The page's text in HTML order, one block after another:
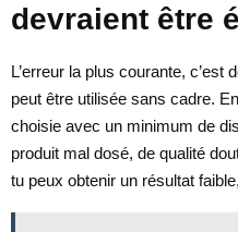
devraient être
L’erreur la plus courante, c’est
peut être utilisée sans cadre.
choisie avec un minimum de
produit mal dosé, de qualité
tu peux obtenir un résultat